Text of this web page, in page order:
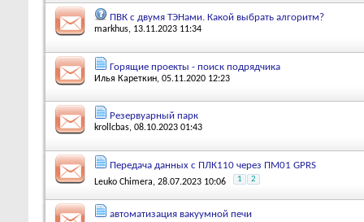
ПВК с двумя ТЭНами. Какой выбрать алгоритм?
markhus, 13.11.2023 11:34
Горящие проекты - поиск подрядчика
Илья Кареткин, 05.11.2020 12:23
Резервуарный парк
krollcbas, 08.10.2023 01:43
Передача данных с ПЛК110 через ПМ01 GPRS
Leuko Chimera, 28.07.2023 10:06 1 2
автоматизация вакуумной печи